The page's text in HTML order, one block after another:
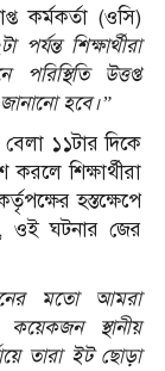
কর্মকর্তা (ওসি)
শিক্ষার্থীরা
উত্তপ্ত
জানানো হবে।”
১১টার দিকে
শিক্ষার্থীরা
হস্তক্ষেপে
ওই ঘটনার জের
মতো আমরা
স্থানীয়
তারা ইট ছোড়া